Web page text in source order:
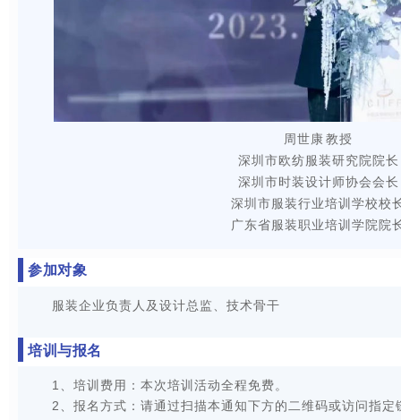
周世康 教授
深圳市欧纺服装研究院院长
深圳市时装设计师协会会长
深圳市服装行业培训学校校
广东省服装职业培训学院院
参加对象
服装企业负责人及设计总监、技术骨干
培训与报名
1、培训费用：本次培训活动全程免费。
2、报名方式：请通过扫描本通知下方的二维码或访问指定